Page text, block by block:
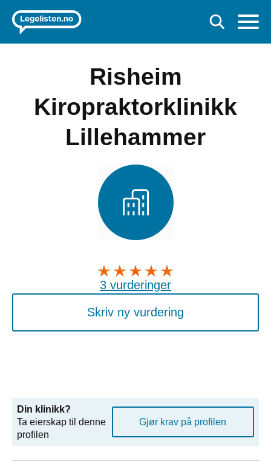
Risheim
Kiropraktorklinikk
Lillehammer
3 vurderinger
Skriv ny vurdering
Din klinikk?
Ta eierskap til denne
profilen
Gjør krav på profilen